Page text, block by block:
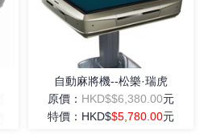
自動麻將機--松樂·瑞虎
原價： HKD$$6,380.00元
特價：HKD$$5,780.00元